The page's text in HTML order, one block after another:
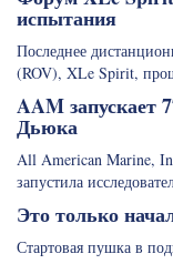
испытания
Последнее
(ROV), XLe Spirit,
AAM запускает
Дьюка
All American Marine,
запустила
Это только
Стартовая пушка в